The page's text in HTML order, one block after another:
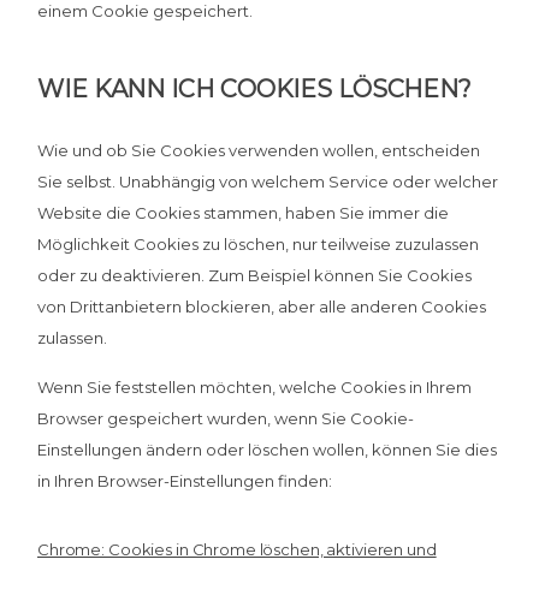
einem Cookie gespeichert.
WIE KANN ICH COOKIES LÖSCHEN?
Wie und ob Sie Cookies verwenden wollen, entscheiden
Sie selbst. Unabhängig von welchem Service oder welcher
Website die Cookies stammen, haben Sie immer die
Möglichkeit Cookies zu löschen, nur teilweise zuzulassen
oder zu deaktivieren. Zum Beispiel können Sie Cookies
von Drittanbietern blockieren, aber alle anderen Cookies
zulassen.
Wenn Sie feststellen möchten, welche Cookies in Ihrem
Browser gespeichert wurden, wenn Sie Cookie-
Einstellungen ändern oder löschen wollen, können Sie dies
in Ihren Browser-Einstellungen finden:
Chrome: Cookies in Chrome löschen, aktivieren und